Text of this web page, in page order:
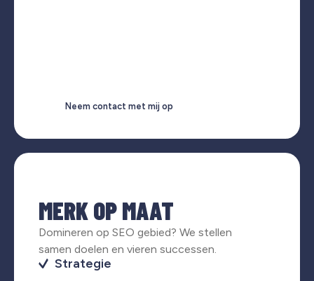
Neem contact met mij op
MERK OP MAAT
Domineren op SEO gebied? We stellen
samen doelen en vieren successen.
Strategie